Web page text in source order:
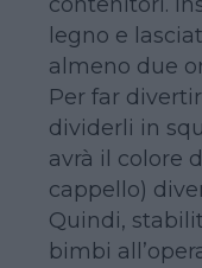
legno e
almeno due
Per far
dividerli in
avrà il colore
cappello)
Quindi,
bimbi